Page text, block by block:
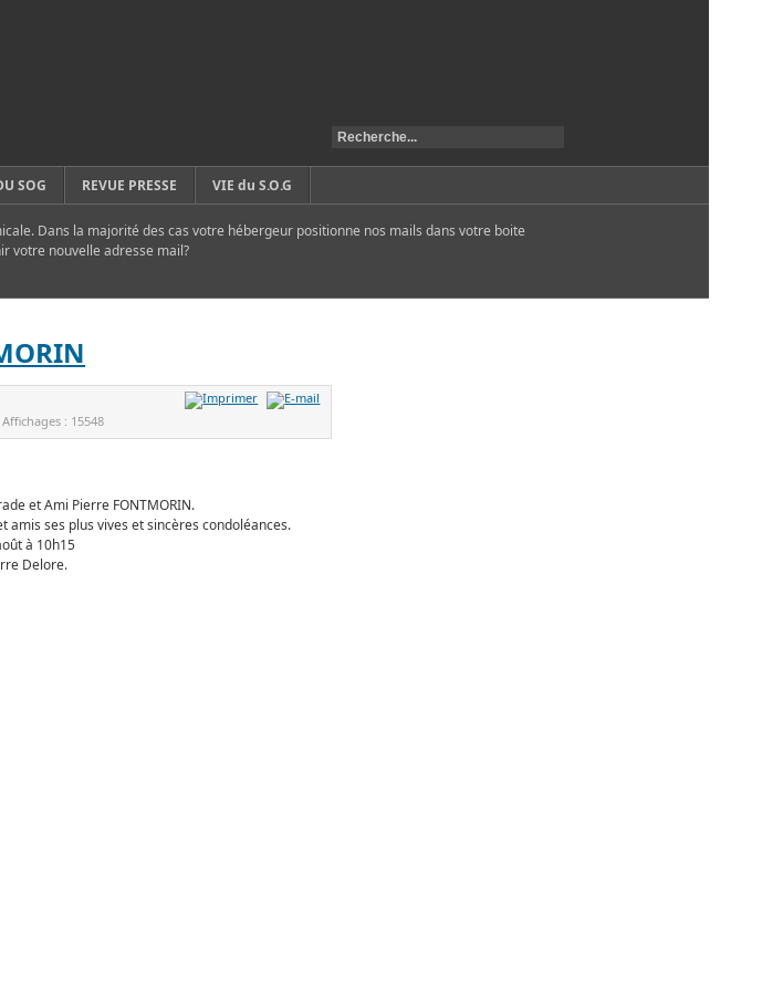
SOG REVUE PRESSE VIE du S.O.G
Dans la majorité des cas votre hébergeur positionne nos mails dans votre boite
votre nouvelle adresse mail?
Affichages : 15548
et Ami Pierre FONTMORIN.
amis ses plus vives et sincères condoléances.
à 10h15
Delore.